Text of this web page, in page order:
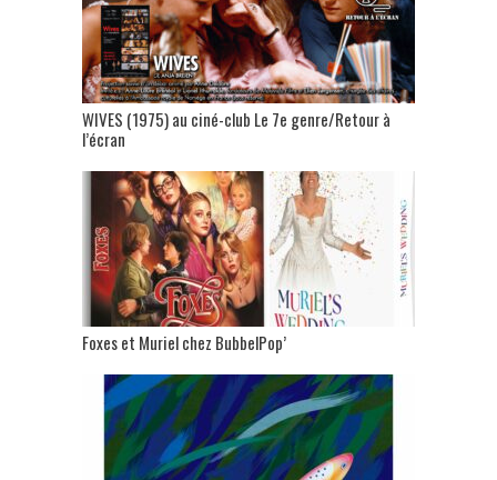
WIVES (1975) au ciné-club Le 7e genre/Retour à
l’écran
Foxes et Muriel chez BubbelPop’